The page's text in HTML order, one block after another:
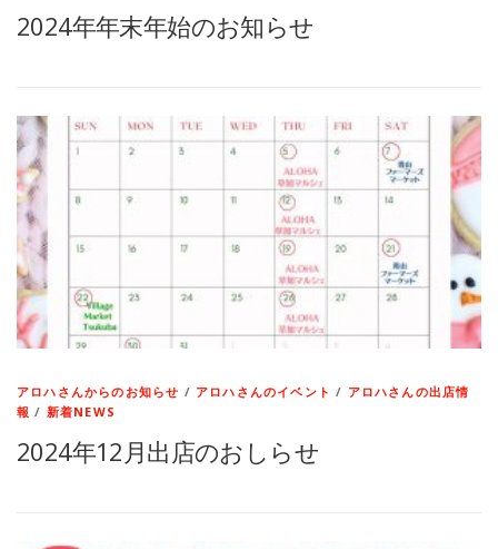
2024年年末年始のお知らせ
アロハさんからのお知らせ / アロハさんのイベント / アロハさんの出店情
報 / 新着NEWS
2024年12月出店のおしらせ